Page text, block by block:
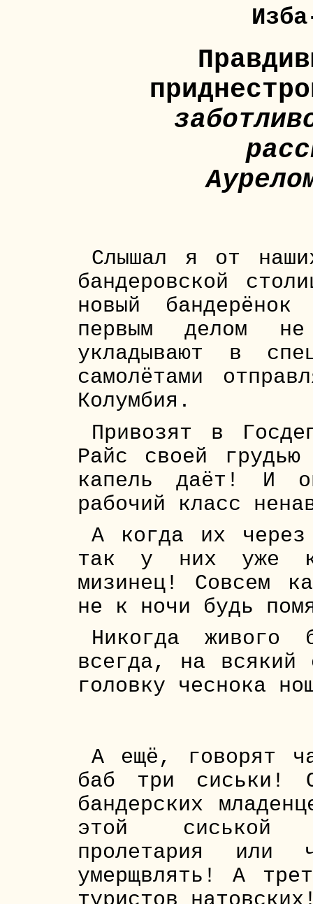
Слышал я от
бандеровской
новый
первым делом
укладывают в
самолётами
Колумбия.
Привозят в
Райс своей
капель даёт! И
рабочий класс
А когда их через
так у них уже
мизинец! Совсем
не к ночи будь
Никогда живого
всегда, на всякий
головку чеснока
А ещё, говорят
баб три сиськи!
бандерских
этой сиськой
пролетария или
умерщвлять! А